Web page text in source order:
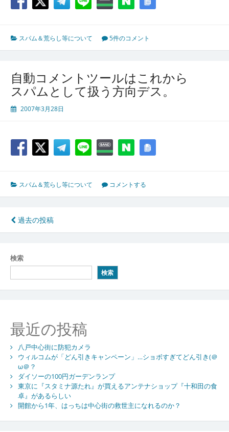
スパム＆荒らし等について 5件のコメント
自動コメントツールはこれから
スパムとして扱う方向デス。
2007年3月28日
スパム＆荒らし等について コメントする
投
稿
ナ
ビ
ゲ
シ
ョ
ン
過去の投稿
検索
検索
最近の投稿
八戸中心街に防犯カメラ
ウィルコムが「どん引きキャンペーン」…ショボすぎてどん引き(＠
ω＠？
ダイソーの100円ガーデンランプ
東京に『スタミナ源たれ』が買えるアンテナショップ『十和田の食
卓』があるらしい
開館から1年、はっちは中心街の救世主になれるのか？